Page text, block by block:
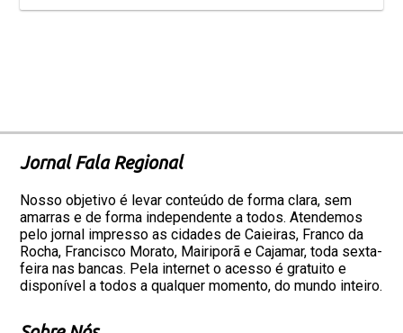
Jornal Fala Regional
Nosso objetivo é levar conteúdo de forma clara, sem
amarras e de forma independente a todos. Atendemos
pelo jornal impresso as cidades de Caieiras, Franco da
Rocha, Francisco Morato, Mairiporã e Cajamar, toda sexta-
feira nas bancas. Pela internet o acesso é gratuito e
disponível a todos a qualquer momento, do mundo inteiro.